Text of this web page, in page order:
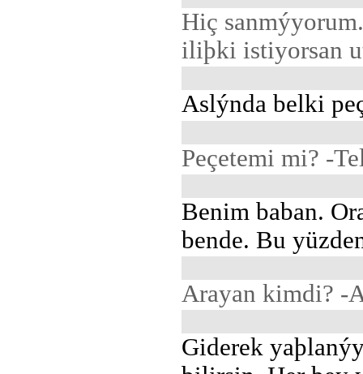
Hiç
iliþki istiyorsan
Aslýnda belki
Peçetemi mi? -
Benim baban.
bende. Bu
Arayan kimdi? -
Giderek